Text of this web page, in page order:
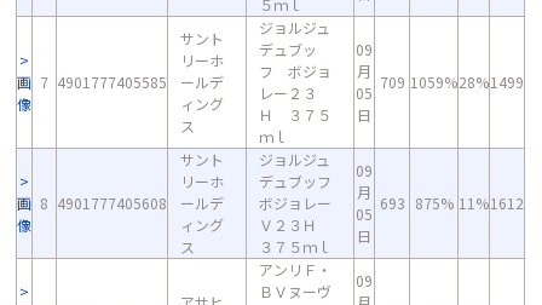
５ｍｌ
画
像
7 4901777405585
サント
リーホ
ールデ
ィング
ス
ジョルジュ
デュブッ
フ ボジョ
レー２３
Ｈ ３７５
ｍｌ
09
月
05
日
709 1059%28%1499
画
像
8 4901777405608
サント
リーホ
ールデ
ィング
ス
ジョルジュ
デュブッフ
ボジョレー
Ｖ２３Ｈ
３７５ｍｌ
09
月
05
日
693 875% 11%1612
アンリＦ・
ＢＶヌーヴ
09